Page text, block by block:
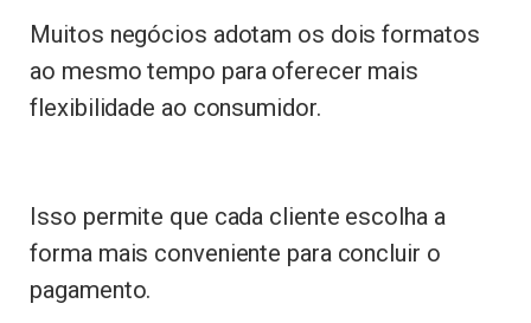
Muitos negócios adotam os dois formatos
ao mesmo tempo para oferecer mais
flexibilidade ao consumidor.
Isso permite que cada cliente escolha a
forma mais conveniente para concluir o
pagamento.